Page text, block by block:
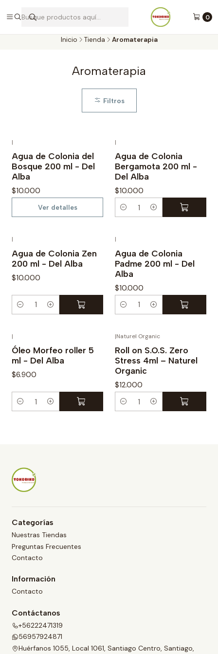
0
Envíos a todo Chile por Blue Express
Inicio Tienda Aromaterapia
Aromaterapia
Filtros
|
Agua de Colonia del
Bosque 200 ml - Del
Alba
$10.000
Ver detalles
|
Agua de Colonia
Bergamota 200 ml -
Del Alba
$10.000
n
t
i
d
a
|
Agua de Colonia Zen
200 ml - Del Alba
$10.000
n
t
i
d
|
Agua de Colonia
Padme 200 ml - Del
Alba
$10.000
n
t
i
d
a
|
Óleo Morfeo roller 5
ml - Del Alba
$6.900
d
a
|Naturel Organic
Roll on S.O.S. Zero
Stress 4ml – Naturel
Organic
$12.000
Categorías
Nuestras Tiendas
Preguntas Frecuentes
Contacto
Información
Contacto
Contáctanos
+56222471319
56957924871
Huérfanos 1055, Local 1061, Santiago Centro, Santiago,